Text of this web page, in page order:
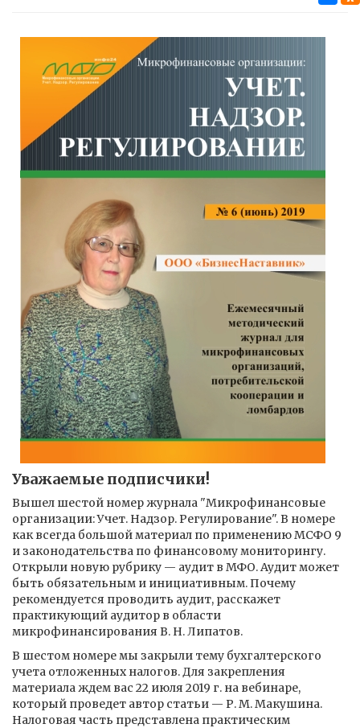
Уважаемые подписчики!
Вышел шестой номер журнала "Микрофинансовые
организации: Учет. Надзор. Регулирование". В номере
как всегда большой материал по применению МСФО 9
и законодательства по финансовому мониторингу.
Открыли новую рубрику — аудит в МФО. Аудит может
быть обязательным и инициативным. Почему
рекомендуется проводить аудит, расскажет
практикующий аудитор в области
микрофинансирования В. Н. Липатов.
В шестом номере мы закрыли тему бухгалтерского
учета отложенных налогов. Для закрепления
материала ждем вас 22 июля 2019 г. на вебинаре,
который проведет автор статьи — Р. М. Макушина.
Налоговая часть представлена практическим